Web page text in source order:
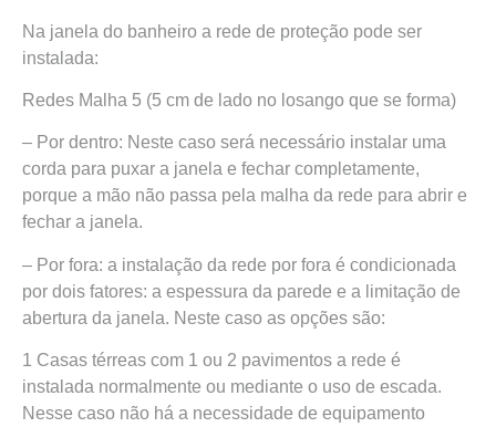
Na janela do banheiro a rede de proteção pode ser
instalada:
Redes Malha 5 (5 cm de lado no losango que se forma)
– Por dentro: Neste caso será necessário instalar uma
corda para puxar a janela e fechar completamente,
porque a mão não passa pela malha da rede para abrir e
fechar a janela.
– Por fora: a instalação da rede por fora é condicionada
por dois fatores: a espessura da parede e a limitação de
abertura da janela. Neste caso as opções são:
1 Casas térreas com 1 ou 2 pavimentos a rede é
instalada normalmente ou mediante o uso de escada.
Nesse caso não há a necessidade de equipamento